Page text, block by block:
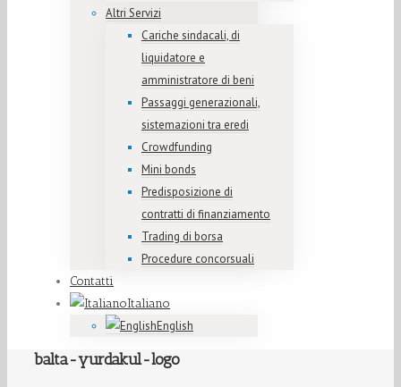
Altri Servizi
Cariche sindacali, di
liquidatore e
amministratore di beni
Passaggi generazionali,
sistemazioni tra eredi
Crowdfunding
Mini bonds
Predisposizione di
contratti di finanziamento
Trading di borsa
Procedure concorsuali
Contatti
Italiano
English
balta-yurdakul-logo